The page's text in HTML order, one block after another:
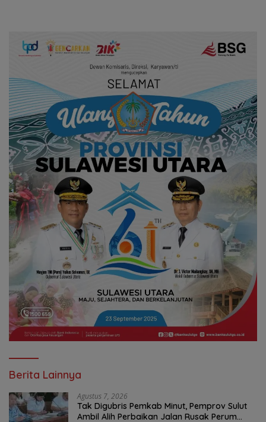
Berita Lainnya
Agustus 7, 2026
Tak Digubris Pemkab Minut, Pemprov Sulut
Ambil Alih Perbaikan Jalan Rusak Perum